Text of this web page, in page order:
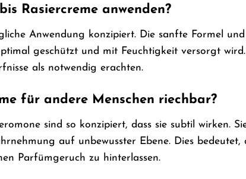
Rasiercreme anwenden?
Anwendung konzipiert. Die sanfte Formel
geschützt und mit Feuchtigkeit versorgt
als notwendig erachten.
für andere Menschen riechbar?
sind so konzipiert, dass sie subtil wirken.
auf unbewusster Ebene. Dies bedeutet,
Parfümgeruch zu hinterlassen.